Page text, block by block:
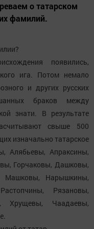
о татарском
фамилий.
появились,
ига. Потом немало
и других русских
браков между
знати. В результате
свыше 500
изначально татарское
Алябьевы, Апраксины,
Горчаковы, Дашковы,
Машковы, Нарышкины,
Рязановы,
Хрущевы, Чаадаевы,